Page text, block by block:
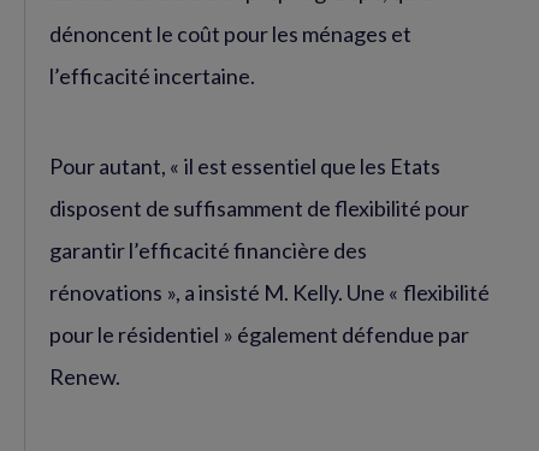
dénoncent le coût pour les ménages et
l’efficacité incertaine.
Pour autant, « il est essentiel que les Etats
disposent de suffisamment de flexibilité pour
garantir l’efficacité financière des
rénovations », a insisté M. Kelly. Une « flexibilité
pour le résidentiel » également défendue par
Renew.